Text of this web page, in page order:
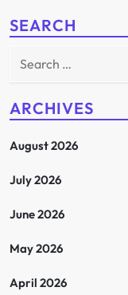
SEARCH
Search
ARCHIVES
August 2026
July 2026
June 2026
May 2026
April 2026